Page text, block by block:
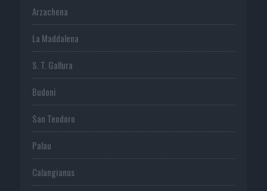
Arzachena
La Maddalena
S. T. Gallura
Budoni
San Teodoro
Palau
Calangianus